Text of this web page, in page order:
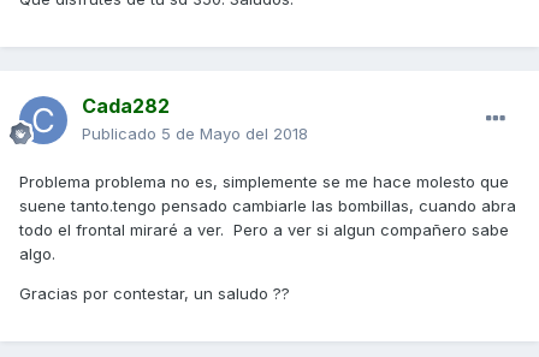
Cada282
Publicado 5 de Mayo del 2018
Problema problema no es, simplemente se me hace molesto que
suene tanto.tengo pensado cambiarle las bombillas, cuando abra
todo el frontal miraré a ver. Pero a ver si algun compañero sabe
algo.
Gracias por contestar, un saludo ??